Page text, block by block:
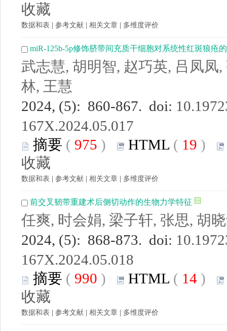
收藏
数据和表 参考文献 相关文章 多维度评价
miR-125b-5p修饰脐带间充质干细胞对系统性红斑狼疮
武志慧, 胡明智, 赵巧英, 吕凤凤
林, 王慧
2024, (5): 860-867. doi:
167X.2024.05.017
摘要 ( 975 ) HTML ( 19 )
收藏
数据和表 参考文献 相关文章 多维度评价
前交叉韧带重建术后侧切动作的生物力学特征
任爽, 时会娟, 梁子轩, 张思, 胡
2024, (5): 868-873. doi:
167X.2024.05.018
摘要 ( 990 ) HTML ( 14 )
收藏
数据和表 参考文献 相关文章 多维度评价